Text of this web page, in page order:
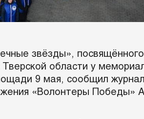
звёзды»,
области у
9 мая, сообщил
«Волонтеры Победы»